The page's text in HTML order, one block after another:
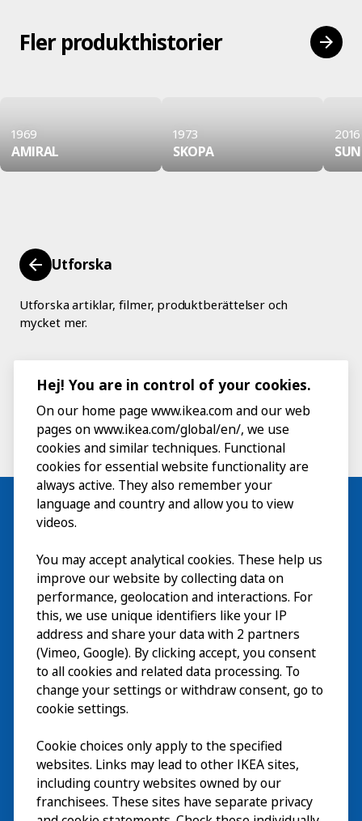
Fler produkthistorier
1969
AMIRAL
1973
SKOPA
2016
Utforska
Utforska artiklar, filmer, produktberättelser och
mycket mer.
Besök
Utforska
På gång
Om
Hej! You are in control of your cookies.
On our home page www.ikea.com and our web
pages on www.ikea.com/global/en/, we use
cookies and similar techniques. Functional
cookies for essential website functionality are
always active. They also remember your
language and country and allow you to view
videos.
You may accept analytical cookies. These help us
improve our website by collecting data on
performance, geolocation and interactions. For
this, we use unique identifiers like your IP
address and share your data with 2 partners
(Vimeo, Google). By clicking accept, you consent
to all cookies and related data processing. To
change your settings or withdraw consent, go to
cookie settings.
Cookie choices only apply to the specified
websites. Links may lead to other IKEA sites,
including country websites owned by our
franchisees. These sites have separate privacy